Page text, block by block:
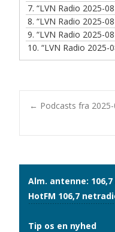
7. “LVN Radio 2025-
8. “LVN Radio 2025-
9. “LVN Radio 2025-
10. “LVN Radio 2025-
Post
← Podcasts fra
Alm. antenne: 106,7
HotFM 106,7
Tip os en nyhed